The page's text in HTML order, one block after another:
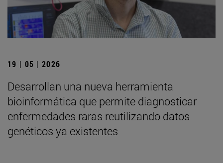
19 | 05 | 2026
Desarrollan una nueva herramienta
bioinformática que permite diagnosticar
enfermedades raras reutilizando datos
genéticos ya existentes